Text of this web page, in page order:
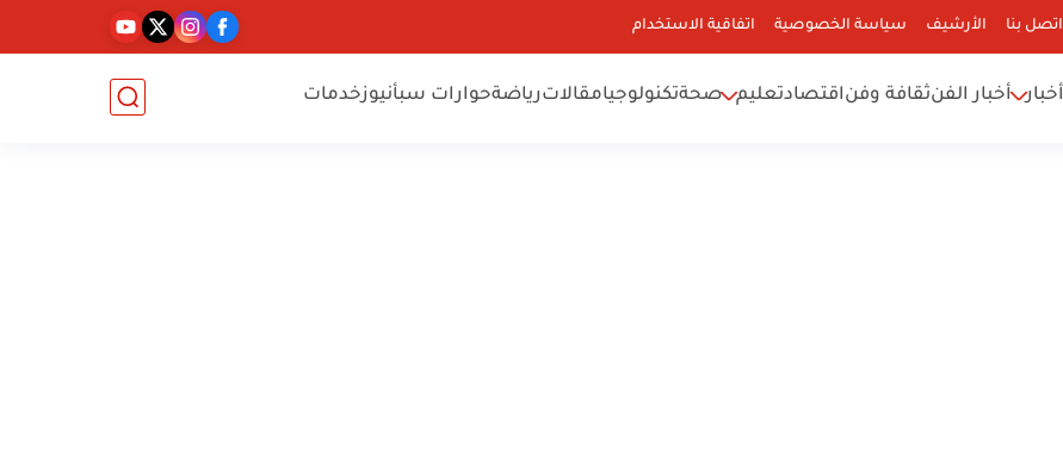
اتصل بنا الأرشيف سياسة الخصوصية اتفاقية الاستخدام
أخبار أخبار الفنثقافة وفناقتصادتعليم صحةتكنولوجيامقالاترياضةحوارات سبأنيوزخدمات